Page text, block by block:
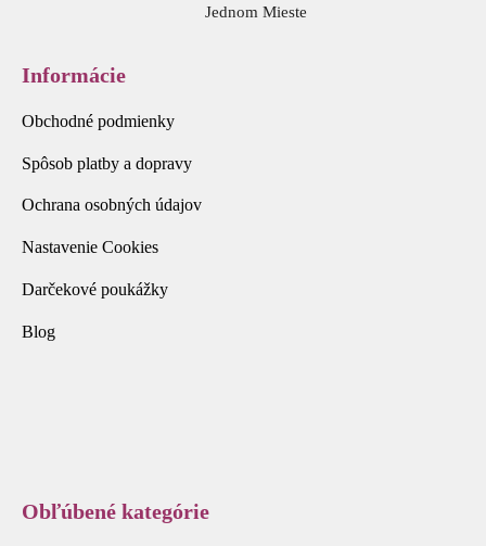
Jednom Mieste
Informácie
Obchodné podmienky
Spôsob platby a dopravy
Ochrana osobných údajov
Nastavenie Cookies
Darčekové poukážky
Blog
Obľúbené kategórie